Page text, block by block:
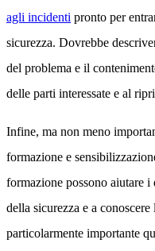
agli incidenti pronto per
sicurezza. Dovrebbe
del problema e il
delle parti interessate e al
Infine, ma non meno
formazione e
formazione possono aiutare
della sicurezza e a
particolarmente importante